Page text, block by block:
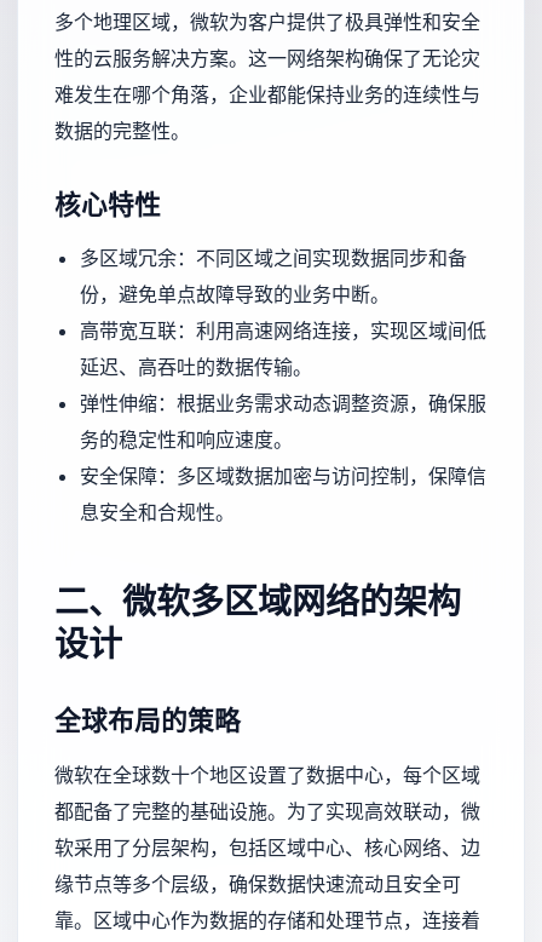
多个地理区域，微软为客户提供了极具弹性和安全
性的云服务解决方案。这一网络架构确保了无论灾
难发生在哪个角落，企业都能保持业务的连续性与
数据的完整性。
核心特性
多区域冗余：不同区域之间实现数据同步和备
份，避免单点故障导致的业务中断。
高带宽互联：利用高速网络连接，实现区域间低
延迟、高吞吐的数据传输。
弹性伸缩：根据业务需求动态调整资源，确保服
务的稳定性和响应速度。
安全保障：多区域数据加密与访问控制，保障信
息安全和合规性。
二、微软多区域网络的架构
设计
全球布局的策略
微软在全球数十个地区设置了数据中心，每个区域
都配备了完整的基础设施。为了实现高效联动，微
软采用了分层架构，包括区域中心、核心网络、边
缘节点等多个层级，确保数据快速流动且安全可
靠。区域中心作为数据的存储和处理节点，连接着